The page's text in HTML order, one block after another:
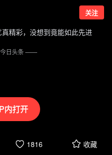
内打开
关注
精彩，没想到竟能如此先进
1816 收藏
今日头条——